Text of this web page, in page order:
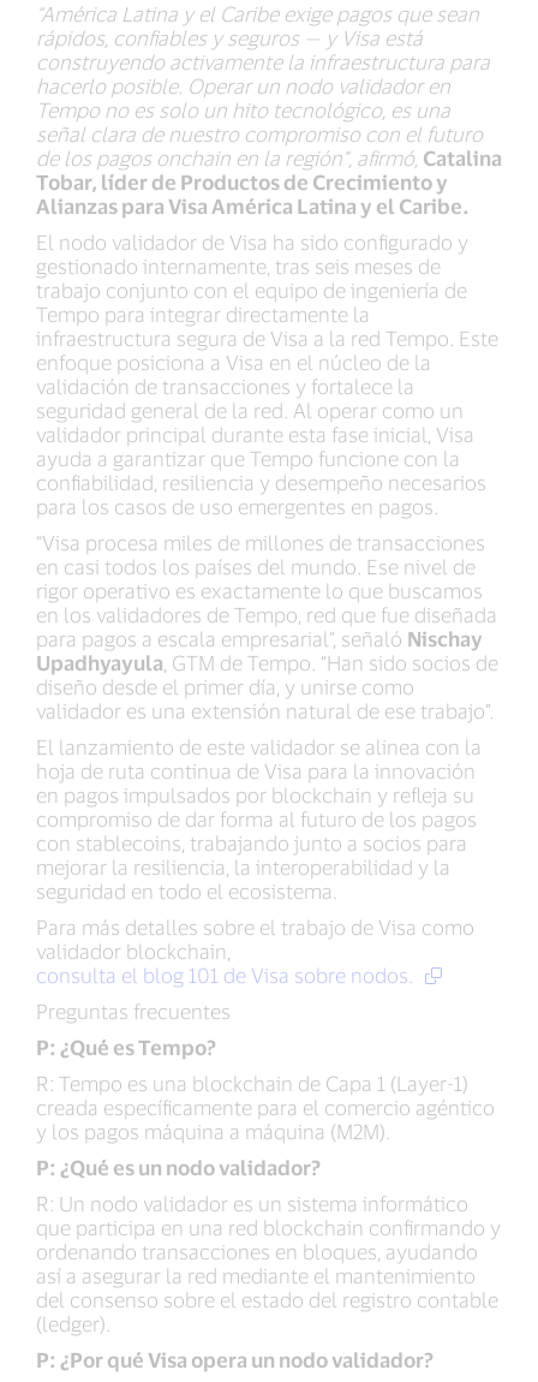
“América Latina y el Caribe exige pagos que sean
rápidos, confiables y seguros — y Visa está
construyendo activamente la infraestructura para
hacerlo posible. Operar un nodo validador en
Tempo no es solo un hito tecnológico, es una
señal clara de nuestro compromiso con el futuro
de los pagos onchain en la región", afirmó, Catalina
Tobar, líder de Productos de Crecimiento y
Alianzas para Visa América Latina y el Caribe.
El nodo validador de Visa ha sido configurado y
gestionado internamente, tras seis meses de
trabajo conjunto con el equipo de ingeniería de
Tempo para integrar directamente la
infraestructura segura de Visa a la red Tempo. Este
enfoque posiciona a Visa en el núcleo de la
validación de transacciones y fortalece la
seguridad general de la red. Al operar como un
validador principal durante esta fase inicial, Visa
ayuda a garantizar que Tempo funcione con la
confiabilidad, resiliencia y desempeño necesarios
para los casos de uso emergentes en pagos.
“Visa procesa miles de millones de transacciones
en casi todos los países del mundo. Ese nivel de
rigor operativo es exactamente lo que buscamos
en los validadores de Tempo, red que fue diseñada
para pagos a escala empresarial”, señaló Nischay
Upadhyayula , GTM de Tempo. “Han sido socios de
diseño desde el primer día, y unirse como
validador es una extensión natural de ese trabajo”.
El lanzamiento de este validador se alinea con la
hoja de ruta continua de Visa para la innovación
en pagos impulsados por blockchain y refleja su
compromiso de dar forma al futuro de los pagos
con stablecoins, trabajando junto a socios para
mejorar la resiliencia, la interoperabilidad y la
seguridad en todo el ecosistema.
Para más detalles sobre el trabajo de Visa como
validador blockchain,
consulta el blog 101 de Visa sobre nodos.
Preguntas frecuentes
P: ¿Qué es Tempo?
R: Tempo es una blockchain de Capa 1 (Layer-1)
creada específicamente para el comercio agéntico
y los pagos máquina a máquina (M2M).
P: ¿Qué es un nodo validador?
R: Un nodo validador es un sistema informático
que participa en una red blockchain confirmando y
ordenando transacciones en bloques, ayudando
así a asegurar la red mediante el mantenimiento
del consenso sobre el estado del registro contable
(ledger).
P: ¿Por qué Visa opera un nodo validador?